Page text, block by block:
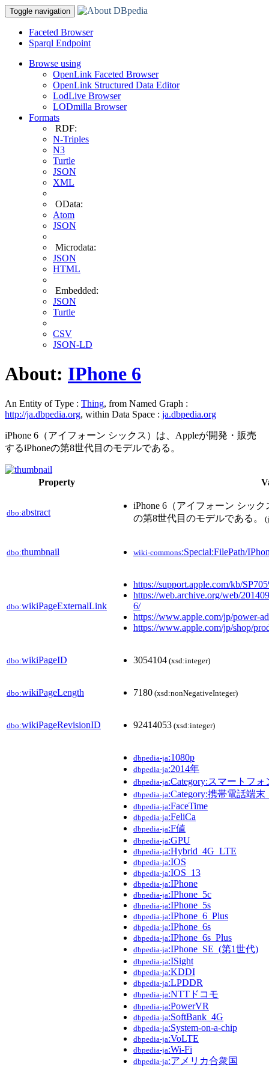
Toggle navigation
Faceted Browser
Sparql Endpoint
Browse using
OpenLink Faceted Browser
OpenLink Structured Data Editor
LodLive Browser
LODmilla Browser
Formats
RDF:
N-Triples
N3
Turtle
JSON
XML
OData:
Atom
JSON
Microdata:
JSON
HTML
Embedded:
JSON
Turtle
CSV
JSON-LD
About: IPhone 6
An Entity of Type : Thing, from Named Graph :
http://ja.dbpedia.org, within Data Space : ja.dbpedia.org
iPhone 6（アイフォーン シックス）は、Appleが開発・販売
するiPhoneの第8世代目のモデルである。
Property
dbo:abstract
iPhone 6（アイフォーン シッ
の第8世代目のモデルである。
dbo:thumbnail wiki-commons:Special:FilePath/
dbo:wikiPageExternalLink
https://support.apple.com/kb/
https://web.archive.org/web/
6/
https://www.apple.com/jp/power-
https://www.apple.com/jp/shop/
dbo:wikiPageID 3054104 (xsd:integer)
dbo:wikiPageLength 7180 (xsd:nonNegativeInteger)
dbo:wikiPageRevisionID 92414053 (xsd:integer)
dbpedia-ja:1080p
dbpedia-ja:2014年
dbpedia-ja:Category:スマートフォ
dbpedia-ja:Category:携帯電話端末
dbpedia-ja:FaceTime
dbpedia-ja:FeliCa
dbpedia-ja:F値
dbpedia-ja:GPU
dbpedia-ja:Hybrid_4G_LTE
dbpedia-ja:IOS
dbpedia-ja:IOS_13
dbpedia-ja:IPhone
dbpedia-ja:IPhone_5c
dbpedia-ja:IPhone_5s
dbpedia-ja:IPhone_6_Plus
dbpedia-ja:IPhone_6s
dbpedia-ja:IPhone_6s_Plus
dbpedia-ja:IPhone_SE_(第1世代)
dbpedia-ja:ISight
dbpedia-ja:KDDI
dbpedia-ja:LPDDR
dbpedia-ja:NTTドコモ
dbpedia-ja:PowerVR
dbpedia-ja:SoftBank_4G
dbpedia-ja:System-on-a-chip
dbpedia-ja:VoLTE
dbpedia-ja:Wi-Fi
dbpedia-ja:アメリカ合衆国